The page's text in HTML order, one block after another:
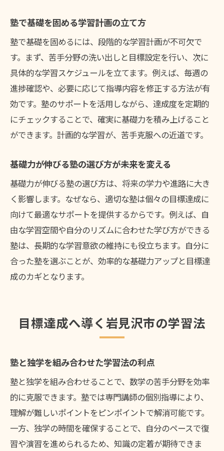
塾で基礎を固める学習計画の立て方
塾で基礎を固めるには、段階的な学習計画が不可欠で
す。まず、苦手分野の洗い出しと目標設定を行い、次に
具体的な学習スケジュールを立てます。例えば、毎週の
進捗確認や、必要に応じて指導内容を修正する方法が有
効です。塾のサポートを活用しながら、達成度を定期的
にチェックすることで、確実に基礎力を積み上げること
ができます。計画的な学習が、苦手克服への近道です。
基礎力が伸びる塾の選び方が未来を変える
基礎力が伸びる塾の選び方は、将来の学力や進路に大き
く影響します。なぜなら、適切な塾は個々の目標達成に
向けて最適なサポートを提供するからです。例えば、自
由な学習空間や自分のリズムに合わせた学び方ができる
塾は、長期的な学習意欲の維持にも役立ちます。自分に
合った塾を選ぶことが、効率的な基礎力アップと目標達
成のカギとなります。
目標達成へ導く岩見沢市の学習法
塾と独学を組み合わせた学習法の利点
塾と独学を組み合わせることで、数学の苦手分野を効率
的に克服できます。塾では専門講師の個別指導により、
理解が難しいポイントをピンポイントで解消可能です。
一方、独学の時間を確保することで、自分のペースで復
習や演習を進められるため、知識の定着が期待できま